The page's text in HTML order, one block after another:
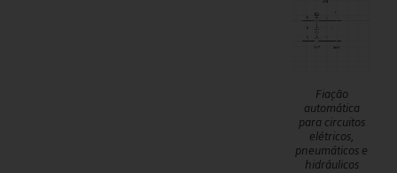
Fiação
automática
para circuitos
elétricos,
pneumáticos e
hidráulicos